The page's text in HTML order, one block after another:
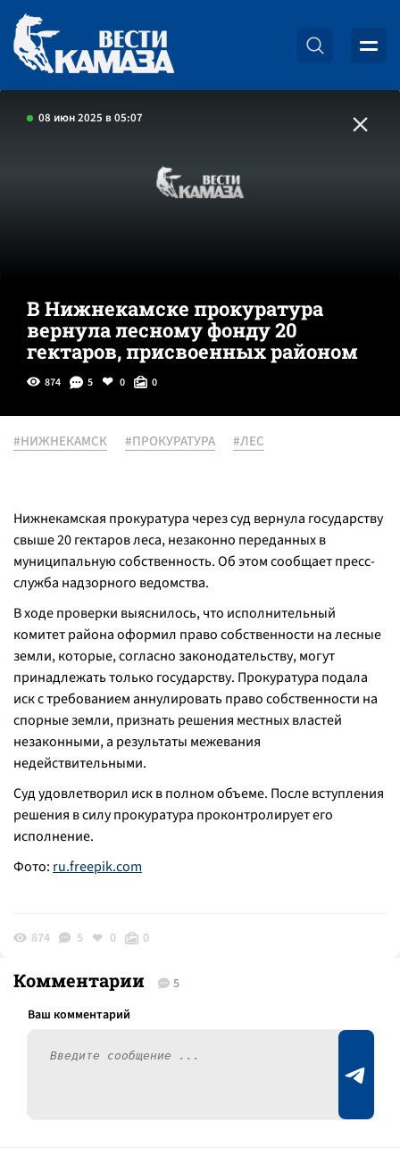
08 июн 2025 в 05:07
В Нижнекамске прокуратура
вернула лесному фонду 20
гектаров, присвоенных районом
874 5 0 0
#НИЖНЕКАМСК #ПРОКУРАТУРА #ЛЕС
Нижнекамская прокуратура через суд вернула государству
свыше 20 гектаров леса, незаконно переданных в
муниципальную собственность. Об этом сообщает пресс-
служба надзорного ведомства.
В ходе проверки выяснилось, что исполнительный
комитет района оформил право собственности на лесные
земли, которые, согласно законодательству, могут
принадлежать только государству. Прокуратура подала
иск с требованием аннулировать право собственности на
спорные земли, признать решения местных властей
незаконными, а результаты межевания
недействительными.
Суд удовлетворил иск в полном объеме. После вступления
решения в силу прокуратура проконтролирует его
исполнение.
Фото: ru.freepik.com
874 5 0 0
Комментарии 5